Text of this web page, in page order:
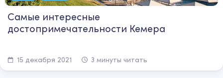
Самые интересные
достопримечательности Кемера
15 декабря 2021 3 минуты читать